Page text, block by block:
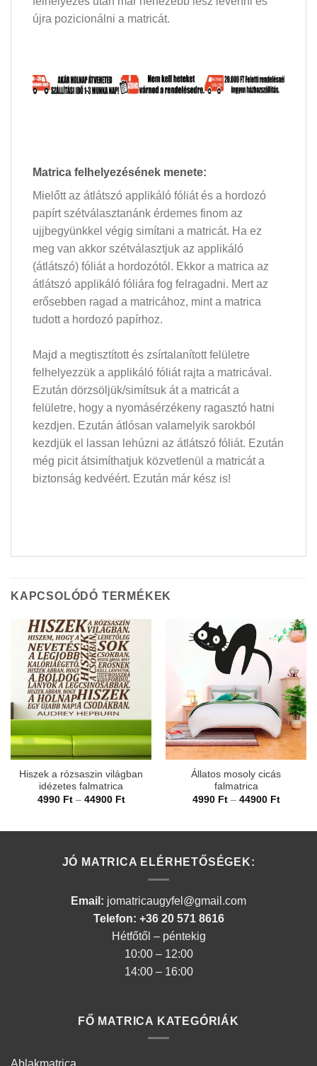
újra pozicionálni a matricát.
Matrica felhelyezésének menete:
Mielőtt az átlátszó applikáló fóliát és a hordozó
papírt szétválasztanánk érdemes finom az
ujjbegyünkkel végig simítani a matricát. Ha ez
meg van akkor szétválasztjuk az applikáló
(átlátszó) fóliát a hordozótól. Ekkor a matrica az
átlátszó applikáló fóliára fog felragadni. Mert az
erősebben ragad a matricához, mint a matrica
tudott a hordozó papírhoz.
Majd a megtisztított és zsírtalanított felületre
felhelyezzük a applikáló fóliát rajta a matricával.
Ezután dörzsöljük/simítsuk át a matricát a
felületre, hogy a nyomásérzékeny ragasztó hatni
kezdjen. Ezután átlósan valamelyik sarokból
kezdjük el lassan lehúzni az átlátszó fóliát. Ezután
még picit átsimíthatjuk közvetlenül a matricát a
biztonság kedvéért. Ezután már kész is!
KAPCSOLÓDÓ TERMÉKEK
Hiszek a rózsaszin világban
idézetes falmatrica
4990 Ft – 44900 FtÁrtartomány:
Állatos mosoly cicás
falmatrica
4990 Ft – 44900 Ft
JÓ MATRICA ELÉRHETŐSÉGEK:
Email: jomatricaugyfel@gmail.com
Telefon: +36 20 571 8616
Hétfőtől – péntekig
10:00 – 12:00
14:00 – 16:00
FŐ MATRICA KATEGÓRIÁK